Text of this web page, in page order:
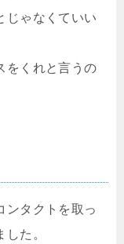
じゃなくていい
をくれと言うの
ンタクトを取っ
た。